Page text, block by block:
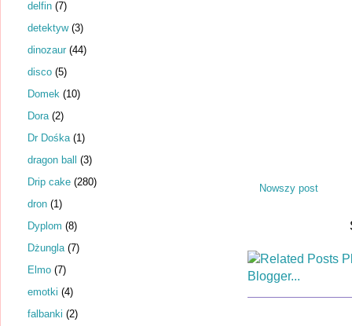
Nowszy post
delfin (7)
detektyw (3)
dinozaur (44)
disco (5)
Domek (10)
Dora (2)
Dr Dośka (1)
dragon ball (3)
Drip cake (280)
dron (1)
Dyplom (8)
Dżungla (7)
Elmo (7)
emotki (4)
falbanki (2)